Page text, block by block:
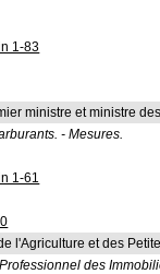
1-83
ministre et ministre
- Mesures.
1-61
l'Agriculture et des
des